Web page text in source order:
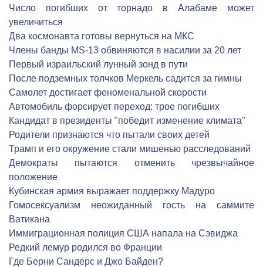
Число погибших от торнадо в Алабаме может
увеличиться
Два космонавта готовы вернуться на МКС
Члены банды MS-13 обвиняются в насилии за 20 лет
Первый израильский лунный зонд в пути
После подземных толчков Меркель садится за гимны
Cамолет достигает феноменальной скорости
Автомобиль форсирует переход: трое погибших
Кандидат в президенты "победит изменение климата"
Родители признаются что пытали своих детей
Трамп и его окружение стали мишенью расследований
Демократы пытаются отменить чрезвычайное
положение
Кубинская армия выражает поддержку Мадуро
Гомосексуализм неожиданный гость на саммите
Ватикана
Иммиграционная полиция США напала на Сэвиджа
Редкий лемур родился во Франции
Где Берни Сандерс и Джо Байден?